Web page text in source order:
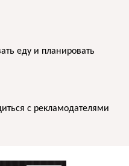
еду и планировать
с рекламодателями